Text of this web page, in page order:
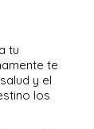
tu
te
y el
los